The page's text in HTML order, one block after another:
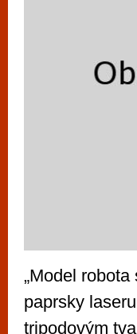
„Model
paprsky
tripodovým